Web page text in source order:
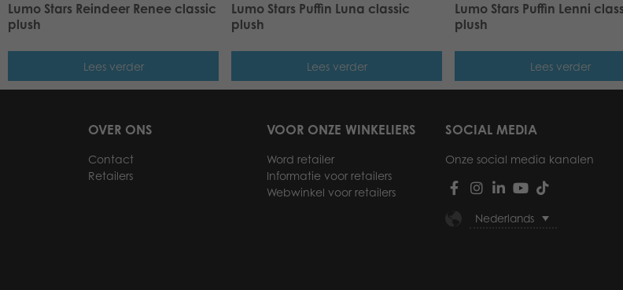
Lumo Stars Reindeer Renee classic
plush
Lees verder
Lumo Stars Puffin Luna classic
plush
Lees verder
Lumo Stars Puffin Lenni
plush
Lees verder
OVER ONS
Contact
Retailers
VOOR ONZE WINKELIERS
Word retailer
Informatie voor retailers
Webwinkel voor retailers
SOCIAL MEDIA
Onze social media kanalen
Nederlands